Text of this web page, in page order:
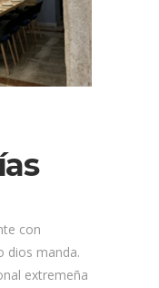
con
dios manda.
extremeña